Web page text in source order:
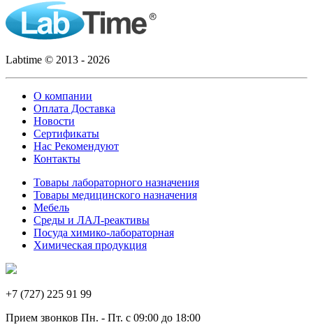
Labtime © 2013 - 2026
О компании
Оплата Доставка
Новости
Сертификаты
Нас Рекомендуют
Контакты
Товары лабораторного назначения
Товары медицинского назначения
Мебель
Среды и ЛАЛ-реактивы
Посуда химико-лабораторная
Химическая продукция
+7 (727) 225 91 99
Прием звонков Пн. - Пт. с 09:00 до 18:00